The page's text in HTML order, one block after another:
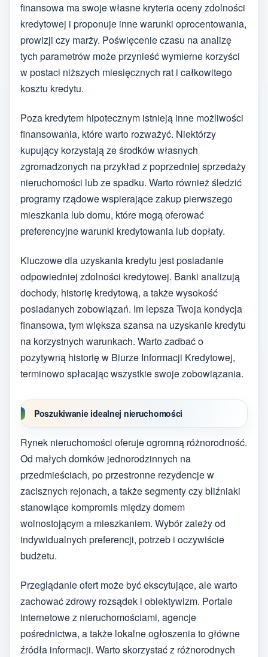
finansowa ma swoje własne kryteria oceny zdolności
kredytowej i proponuje inne warunki oprocentowania,
prowizji czy marży. Poświęcenie czasu na analizę
tych parametrów może przynieść wymierne korzyści
w postaci niższych miesięcznych rat i całkowitego
kosztu kredytu.
Poza kredytem hipotecznym istnieją inne możliwości
finansowania, które warto rozważyć. Niektórzy
kupujący korzystają ze środków własnych
zgromadzonych na przykład z poprzedniej sprzedaży
nieruchomości lub ze spadku. Warto również śledzić
programy rządowe wspierające zakup pierwszego
mieszkania lub domu, które mogą oferować
preferencyjne warunki kredytowania lub dopłaty.
Kluczowe dla uzyskania kredytu jest posiadanie
odpowiedniej zdolności kredytowej. Banki analizują
dochody, historię kredytową, a także wysokość
posiadanych zobowiązań. Im lepsza Twoja kondycja
finansowa, tym większa szansa na uzyskanie kredytu
na korzystnych warunkach. Warto zadbać o
pozytywną historię w Biurze Informacji Kredytowej,
terminowo spłacając wszystkie swoje zobowiązania.
Poszukiwanie idealnej nieruchomości
Rynek nieruchomości oferuje ogromną różnorodność.
Od małych domków jednorodzinnych na
przedmieściach, po przestronne rezydencje w
zacisznych rejonach, a także segmenty czy bliźniaki
stanowiące kompromis między domem
wolnostojącym a mieszkaniem. Wybór zależy od
indywidualnych preferencji, potrzeb i oczywiście
budżetu.
Przeglądanie ofert może być ekscytujące, ale warto
zachować zdrowy rozsądek i obiektywizm. Portale
internetowe z nieruchomościami, agencje
pośrednictwa, a także lokalne ogłoszenia to główne
źródła informacji. Warto skorzystać z różnorodnych